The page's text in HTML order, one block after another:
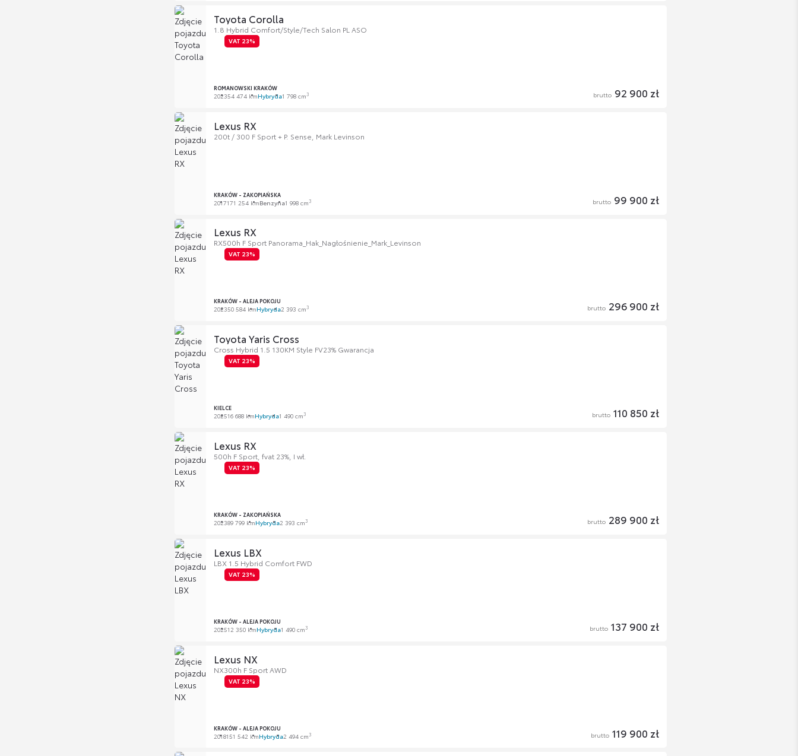
Toyota Corolla
1.8 Hybrid Comfort/Style/Tech Salon PL ASO
VAT 23%
ROMANOWSKI KRAKÓW
202354 474 kmHybryda1 798 cm3 brutto 92 900 zł
Lexus RX
200t / 300 F Sport + P. Sense, Mark Levinson
KRAKÓW - ZAKOPIAŃSKA
2017171 254 kmBenzyna1 998 cm3 brutto 99 900 zł
Lexus RX
RX500h F Sport Panorama_Hak_Nagłośnienie_Mark_Levinson
VAT 23%
KRAKÓW - ALEJA POKOJU
202350 584 kmHybryda2 393 cm3 brutto 296 900 zł
Toyota Yaris Cross
Cross Hybrid 1.5 130KM Style FV23% Gwarancja
VAT 23%
KIELCE
202516 688 kmHybryda1 490 cm3 brutto 110 850 zł
Lexus RX
500h F Sport, fvat 23%, I wł.
VAT 23%
KRAKÓW - ZAKOPIAŃSKA
202389 799 kmHybryda2 393 cm3 brutto 289 900 zł
Lexus LBX
LBX 1.5 Hybrid Comfort FWD
VAT 23%
KRAKÓW - ALEJA POKOJU
202512 350 kmHybryda1 490 cm3 brutto 137 900 zł
Lexus NX
NX300h F Sport AWD
VAT 23%
KRAKÓW - ALEJA POKOJU
2018151 542 kmHybryda2 494 cm3 brutto 119 900 zł